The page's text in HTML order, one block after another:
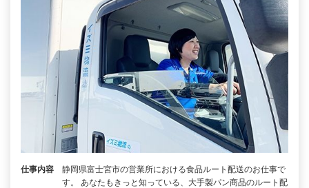
仕事内容
静岡県富士宮市の営業所における食品ルート配送のお仕事で
す。 あなたもきっと知っている、大手製パン商品のルート配